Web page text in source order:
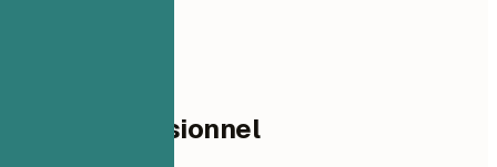
Profil professionnel